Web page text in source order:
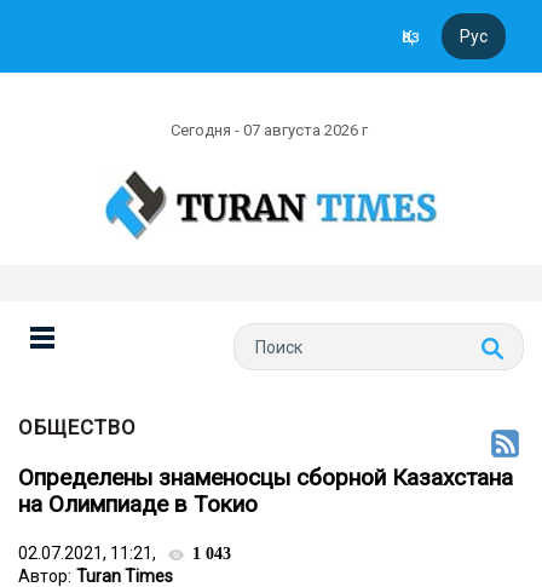
Қаз Рус
Сегодня - 07 августа 2026 г
ОБЩЕСТВО
Определены знаменосцы сборной Казахстана
на Олимпиаде в Токио
02.07.2021, 11:21, 1 043
Автор: Turan Times